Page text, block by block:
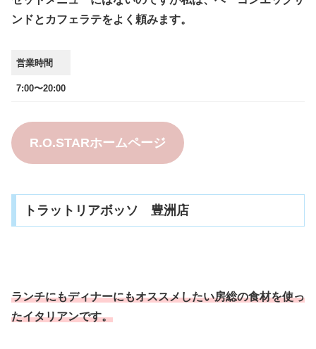
ンドとカフェラテをよく頼みます。
営業時間
7:00〜20:00
R.O.STARホームページ
トラットリアボッソ 豊洲店
ランチにもディナーにもオススメしたい房総の食材を使っ
たイタリアンです。